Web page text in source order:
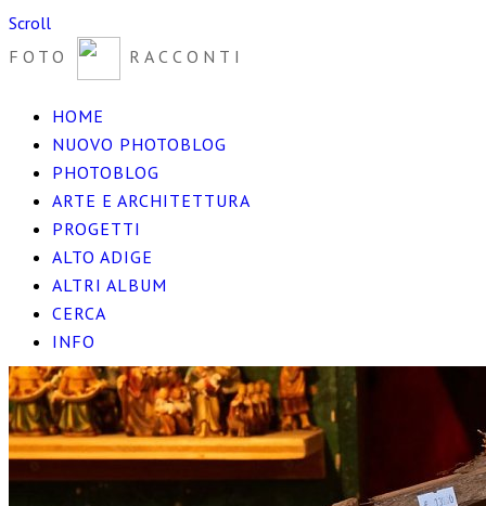
Scroll
FOTO
RACCONTI
HOME
NUOVO PHOTOBLOG
PHOTOBLOG
ARTE E ARCHITETTURA
PROGETTI
ALTO ADIGE
ALTRI ALBUM
CERCA
INFO